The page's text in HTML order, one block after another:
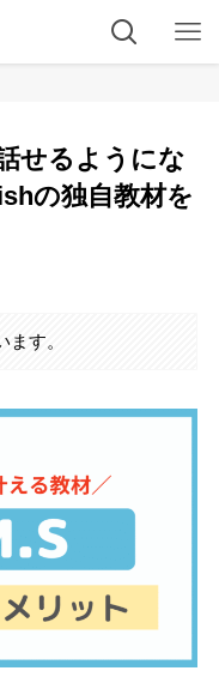
せるようにな
の独自教材を
す。